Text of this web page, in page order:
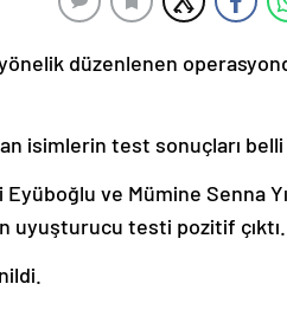
uyuşturucu testi pozitif çıktı.